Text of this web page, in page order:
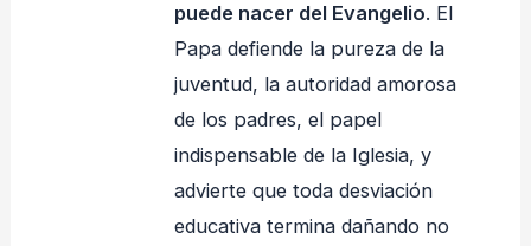
puede nacer del Evangelio. El
Papa defiende la pureza de la
juventud, la autoridad amorosa
de los padres, el papel
indispensable de la Iglesia, y
advierte que toda desviación
educativa termina dañando no